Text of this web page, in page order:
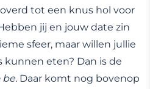
tot een knus hol voor
jij en jouw date zin
sfeer, maar willen jullie
eten? Dan is de
be. Daar komt nog bovenop